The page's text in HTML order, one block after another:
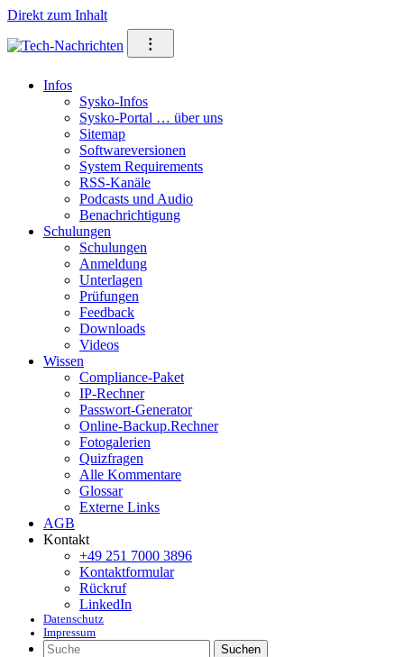
Direkt zum Inhalt
⁝
Infos
Sysko-Infos
Sysko-Portal … über uns
Sitemap
Softwareversionen
System Requirements
RSS-Kanäle
Podcasts und Audio
Benachrichtigung
Schulungen
Schulungen
Anmeldung
Unterlagen
Prüfungen
Feedback
Downloads
Videos
Wissen
Compliance-Paket
IP-Rechner
Passwort-Generator
Online-Backup.Rechner
Fotogalerien
Quizfragen
Alle Kommentare
Glossar
Externe Links
AGB
Kontakt
+49 251 7000 3896
Kontaktformular
Rückruf
LinkedIn
Datenschutz
Impressum
Suchen